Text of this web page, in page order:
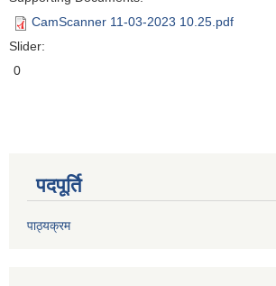
CamScanner 11-03-2023 10.25.pdf
Slider:
0
पदपूर्ति
पाठ्यक्रम